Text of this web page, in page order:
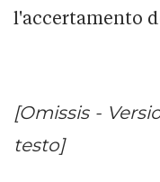
l'accertamento
[Omissis -
testo]